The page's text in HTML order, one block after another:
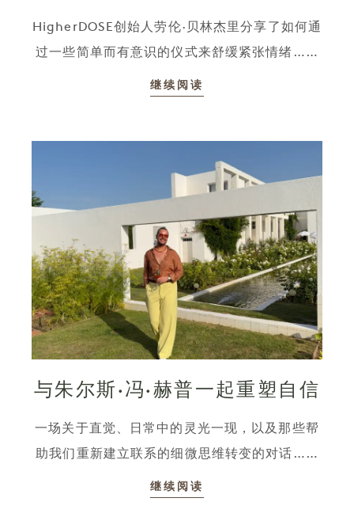
HigherDOSE创始人劳伦·贝林杰里分享了如何通
过一些简单而有意识的仪式来舒缓紧张情绪……
继续阅读
与朱尔斯·冯·赫普一起重塑自信
一场关于直觉、日常中的灵光一现，以及那些帮
助我们重新建立联系的细微思维转变的对话……
继续阅读